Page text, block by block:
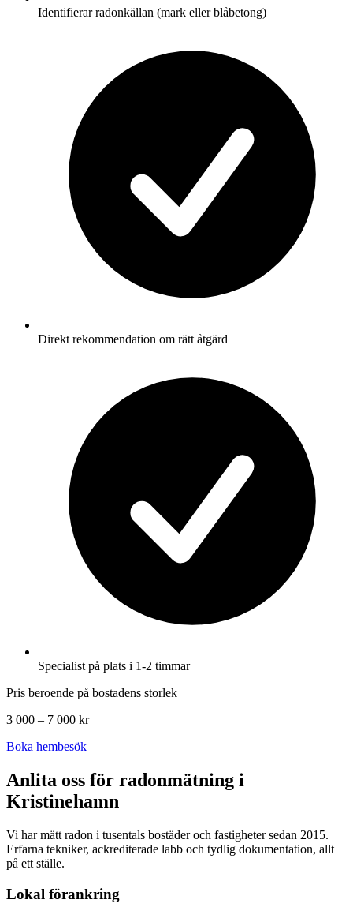
Identifierar radonkällan (mark eller blåbetong)
Direkt rekommendation om rätt åtgärd
Specialist på plats i 1-2 timmar
Pris beroende på bostadens storlek
3 000 – 7 000 kr
Boka hembesök
Anlita oss för radonmätning i
Kristinehamn
Vi har mätt radon i tusentals bostäder och fastigheter sedan 2015.
Erfarna tekniker, ackrediterade labb och tydlig dokumentation, allt
på ett ställe.
Lokal förankring